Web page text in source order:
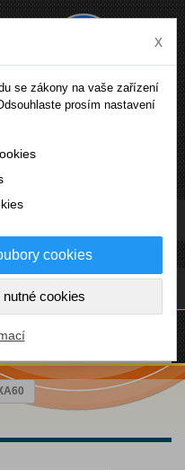
x
se zákony na vaše zařízení
prosím nastavení
cookies
cookies